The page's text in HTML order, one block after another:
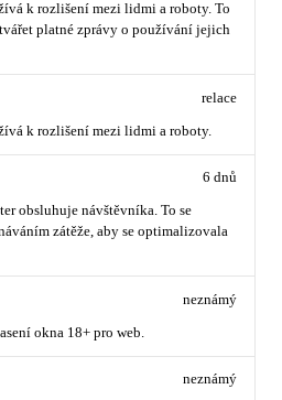
k rozlišení mezi lidmi a roboty. To
platné zprávy o používání jejich
k rozlišení mezi lidmi a roboty.
relace
obsluhuje návštěvníka. To se
zátěže, aby se optimalizovala
6 dnů
okna 18+ pro web.
neznámý
neznámý